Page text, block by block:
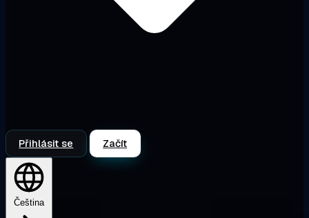
Přihlásit se Začít
Čeština